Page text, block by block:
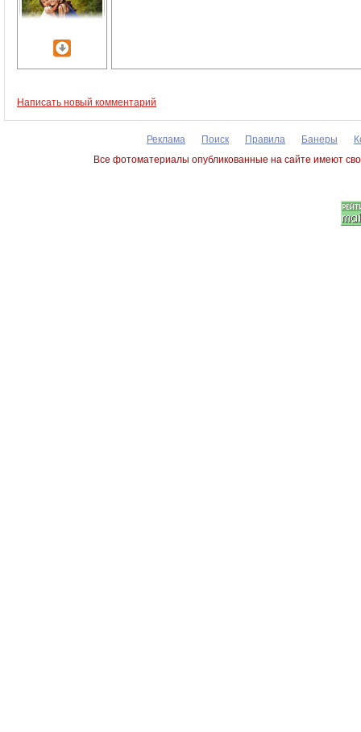
Написать новый комментарий
Реклама Поиск Правила Банеры
Все фотоматериалы опубликованные на сайте имеют